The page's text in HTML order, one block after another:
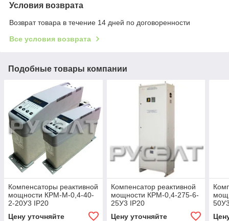
Условия возврата
Возврат товара в течение 14 дней по договоренности
Все условия возврата
Подобные товары компании
Компенсаторы реактивной
мощности КРМ-М-0,4-40-
2-20У3 IP20
Цену уточняйте
Компенсатор реактивной
мощности КРМ-0,4-275-6-
25У3 IP20
Цену уточняйте